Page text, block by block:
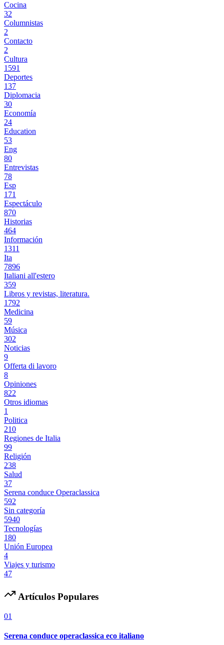
Cocina
32
Columnistas
2
Contacto
2
Cultura
1591
Deportes
137
Diplomacia
30
Economía
24
Education
53
Eng
80
Entrevistas
78
Esp
171
Espectáculo
870
Historias
464
Información
1311
Ita
7896
Italiani all'estero
359
Libros y revistas, literatura.
1792
Medicina
59
Música
302
Noticias
9
Offerta di lavoro
8
Opiniones
822
Otros idiomas
1
Politica
210
Regiones de Italia
99
Religión
238
Salud
37
Serena conduce Operaclassica
592
Sin categoría
5940
Tecnologías
180
Unión Europea
4
Viajes y turismo
47
Artículos Populares
01
Serena conduce operaclassica eco italiano